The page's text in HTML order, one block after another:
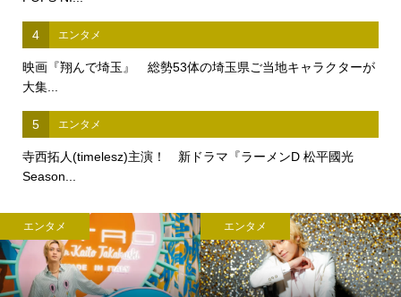
4 エンタメ
映画『翔んで埼玉』 総勢53体の埼玉県ご当地キャラクターが
大集...
5 エンタメ
寺西拓人(timelesz)主演！ 新ドラマ『ラーメンD 松平國光
Season...
エンタメ エンタメ